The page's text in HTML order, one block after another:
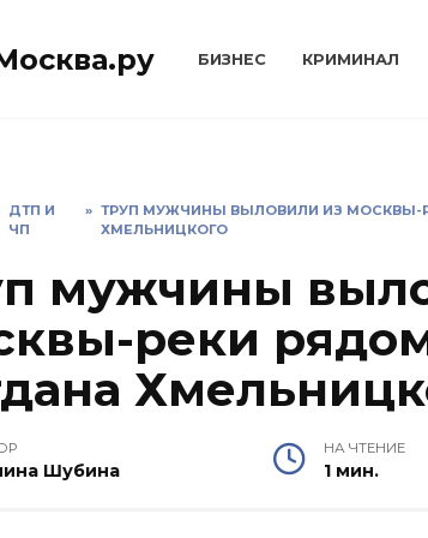
БИЗНЕС КРИМИНАЛ
ДТП И
ЧП
» ТРУП МУЖЧИНЫ ВЫЛОВИЛИ ИЗ
ХМЕЛЬНИЦКОГО
мужчины
реки
Шубина
НА ЧТЕНИЕ
1 мин.